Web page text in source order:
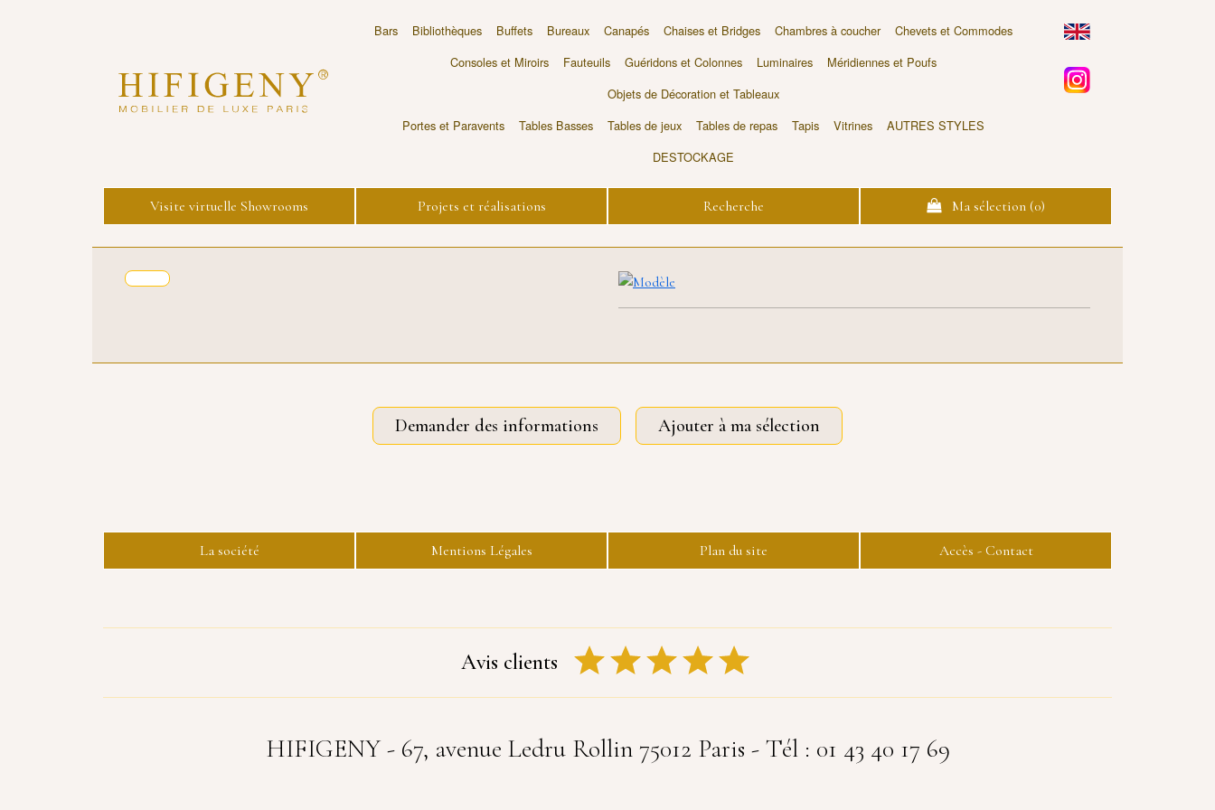
Bars Bibliothèques Buffets Bureaux Canapés Chaises et Bridges Chambres à coucher
Chevets et Commodes
Consoles et Miroirs
Fauteuils Guéridons et Colonnes Luminaires
Méridiennes et Poufs
Objets de Décoration et Tableaux
Portes et Paravents
Tables Basses Tables de jeux Tables de repas Tapis Vitrines
AUTRES STYLES
DESTOCKAGE
Visite virtuelle Showrooms Projets et réalisations Recherche Ma sélection (0)
Demander des informations Ajouter à ma sélection
La société Mentions Légales Plan du site Accès - Contact
Avis clients
HIFIGENY - 67, avenue Ledru Rollin 75012 Paris - Tél : 01 43 40 17 69